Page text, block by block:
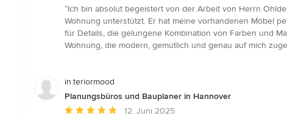
Bewertung:
5
von
5
“Ich bin absolut begeistert von der Arbeit von Herrn
Wohnung unterstützt. Er hat meine vorhandenen Möbel
für Details, die gelungene Kombination von Farben und
Wohnung, die modern, gemütlich und genau auf mich
in.teriormood
Planungsbüros und Bauplaner in Hannover
Durchschnittliche12. Juni 2025